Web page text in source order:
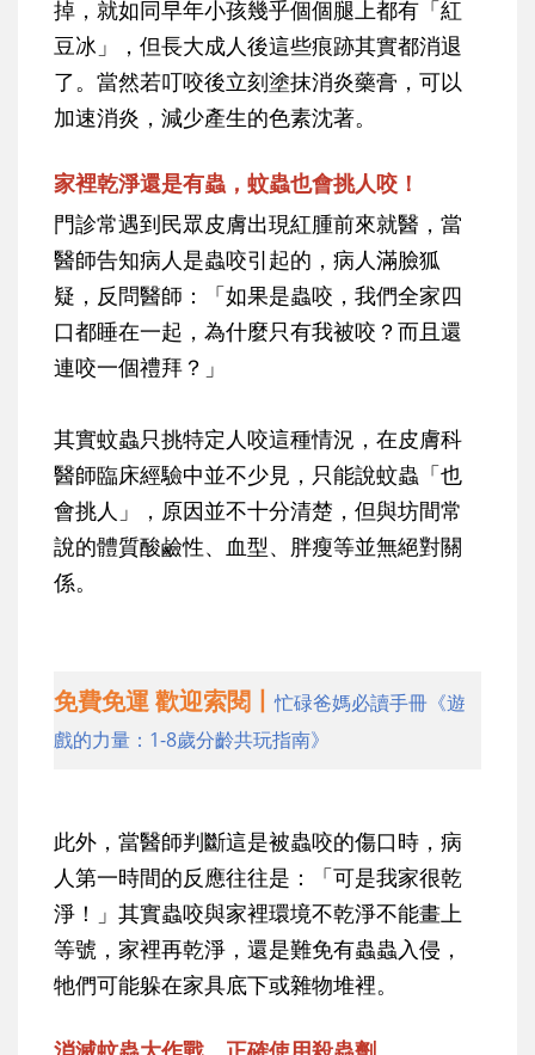
掉，就如同早年小孩幾乎個個腿上都有「紅
豆冰」，但長大成人後這些痕跡其實都消退
了。當然若叮咬後立刻塗抹消炎藥膏，可以
加速消炎，減少產生的色素沈著。
家裡乾淨還是有蟲，蚊蟲也會挑人咬！
門診常遇到民眾皮膚出現紅腫前來就醫，當
醫師告知病人是蟲咬引起的，病人滿臉狐
疑，反問醫師：「如果是蟲咬，我們全家四
口都睡在一起，為什麼只有我被咬？而且還
連咬一個禮拜？」
其實蚊蟲只挑特定人咬這種情況，在皮膚科
醫師臨床經驗中並不少見，只能說蚊蟲「也
會挑人」，原因並不十分清楚，但與坊間常
說的體質酸鹼性、血型、胖瘦等並無絕對關
係。
免費免運 歡迎索閱丨忙碌爸媽必讀手冊《遊
戲的力量：1-8歲分齡共玩指南》
此外，當醫師判斷這是被蟲咬的傷口時，病
人第一時間的反應往往是：「可是我家很乾
淨！」其實蟲咬與家裡環境不乾淨不能畫上
等號，家裡再乾淨，還是難免有蟲蟲入侵，
牠們可能躲在家具底下或雜物堆裡。